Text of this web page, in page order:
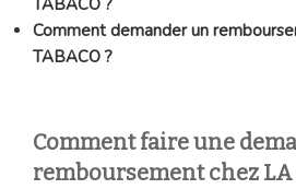
Comment demander un
TABACO ?
Comment faire une
remboursement chez LA